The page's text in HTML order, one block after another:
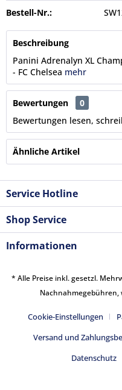
Bestell-Nr.:
Beschreibung
Panini Adrenalyn XL
- FC Chelsea mehr
Bewertungen
0
Bewertungen lesen,
Ähnliche Artikel
Service Hotline
Shop Service
Informationen
* Alle Preise inkl. gesetzl.
Cookie-Einstellungen
Versand und
Datenschutz